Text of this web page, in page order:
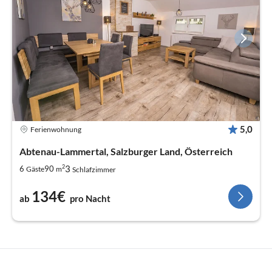
Ferienwohnung 5,0
Abtenau-Lammertal, Salzburger Land, Österreich
6 Gäste90 m23 Schlafzimmer
ab 134€ pro Nacht